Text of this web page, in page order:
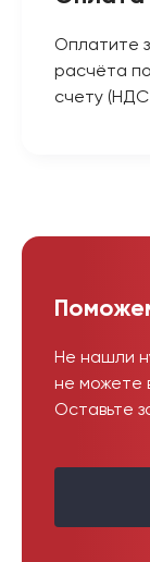
Оплатите
расчёта
счету (НДС
Не нашли
не можете
Оставьте